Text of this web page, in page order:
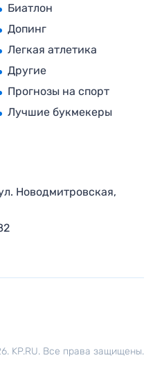
Биатлон
Допинг
Легкая атлетика
Другие
Прогнозы на спорт
Лучшие букмекеры
Новодмитровская,
KP.RU. Все права защищены.